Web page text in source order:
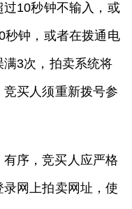
10秒钟不输入，或
秒钟，或者在拨通电
3次，拍卖系统将
买人须重新拨号参
序，竞买人应严格
网上拍卖网址，使